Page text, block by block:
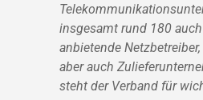
insgesamt rund 180
anbietende
aber auch
steht der Verband für